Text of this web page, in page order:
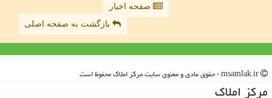
صفحه اخبار
بازگشت به صفحه اصلی
مركز املاك